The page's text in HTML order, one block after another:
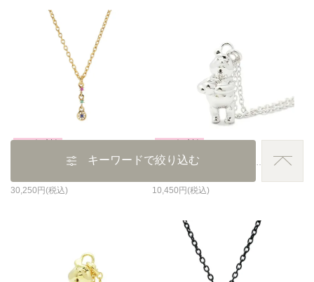
キーワードで絞り込む
クーポン対象
眠れる森の美女 オーロラ姫と妖精たちのネックレス ゴールド
30,250
クーポン対象
くまのプーさんネックレス-シルバー
10,450